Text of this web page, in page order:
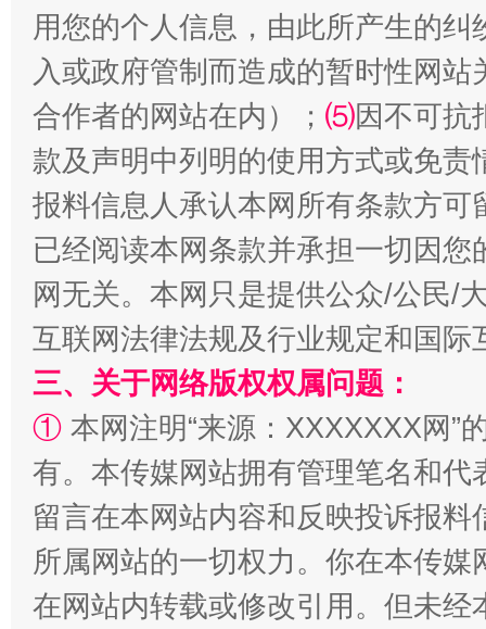
揭批美国五大"原罪" "炒
解纷+调解+退费，一次搞定
用您的个人信息，由此所产生的纠
入或政府管制而造成的暂时性网
合作者的网站在内）； ⑸因不可抗
款及声明中列明的使用方式或免责
报料信息人承认本网所有条款方
已经阅读本网条款并承担一切因
网无关。本网只是提供公众/公民/
互联网法律法规及行业规定和国
三、关于网络版权权属问题：
① 本网注明“来源：XXXXXXX网”
有。本传媒网站拥有管理笔名和
留言在本网站内容和反映投诉报
所属网站的一切权力。你在本传
在网站内转载或修改引用。但未